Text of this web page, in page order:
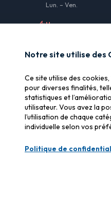
Lun. – Ven.
Urgences
Assurance
Pourquoi
Gérer
Notre site utilise des
Ce site utilise des
pour diverses finalités,
statistiques et
utilisateur. Vous avez la
l’utilisation de chaque
individuelle selon vos
Politique de